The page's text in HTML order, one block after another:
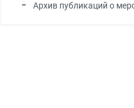
Архив публикаций о